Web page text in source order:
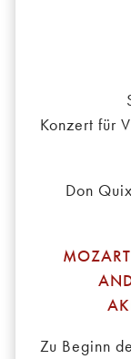
Konzert für
Don
Zu Beginn